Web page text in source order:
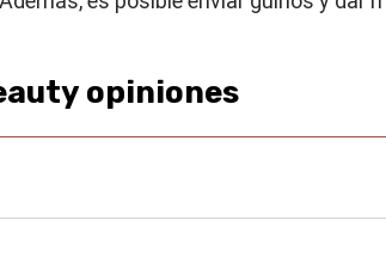
opiniones